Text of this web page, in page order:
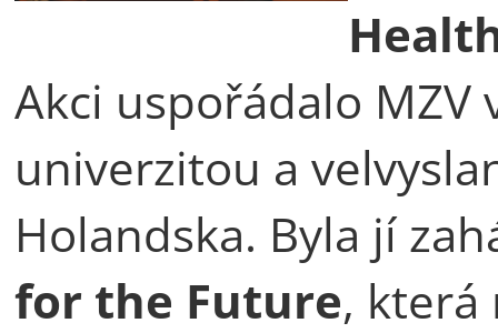
Akci uspořádalo MZV
univerzitou a
Holandska. Byla jí
for the Future, která